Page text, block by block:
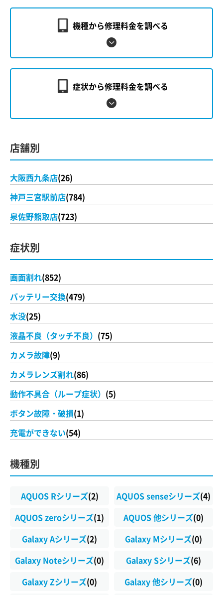
機種から修理料金を調べる
症状から修理料金を調べる
店舗別
大阪西九条店(26)
神戸三宮駅前店(784)
泉佐野熊取店(723)
症状別
画面割れ(852)
バッテリー交換(479)
水没(25)
液晶不良（タッチ不良） (75)
カメラ故障(9)
カメラレンズ割れ(86)
動作不具合（ループ症状） (5)
ボタン故障・破損(1)
充電ができない(54)
機種別
AQUOS Rシリーズ(2) AQUOS senseシリーズ(4)
AQUOS zeroシリーズ(1) AQUOS 他シリーズ(0)
Galaxy Aシリーズ(2) Galaxy Mシリーズ(0)
Galaxy Noteシリーズ(0) Galaxy Sシリーズ(6)
Galaxy Zシリーズ(0) Galaxy 他シリーズ(0)